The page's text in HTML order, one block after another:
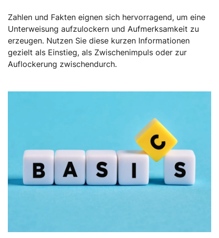
Zahlen und Fakten eignen sich hervorragend, um eine
Unterweisung aufzulockern und Aufmerksamkeit zu
erzeugen. Nutzen Sie diese kurzen Informationen
gezielt als Einstieg, als Zwischenimpuls oder zur
Auflockerung zwischendurch.